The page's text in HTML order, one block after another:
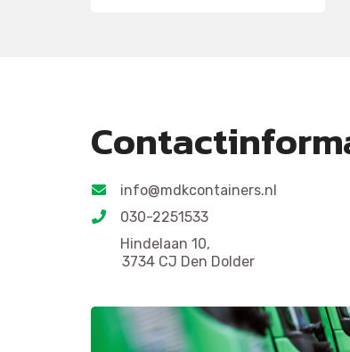
info@mdkcontainers.nl
030-2251533
Hindelaan 10,
3734 CJ Den Dolder